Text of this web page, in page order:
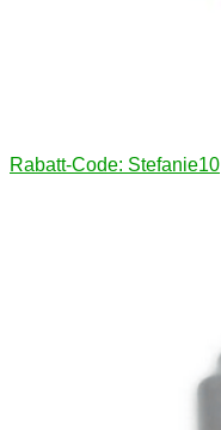
Rabatt-Code: Stefanie10